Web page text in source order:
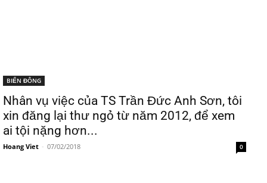
BIỂN ĐÔNG
Nhân vụ việc của TS Trần Đức Anh Sơn, tôi
xin đăng lại thư ngỏ từ năm 2012, để xem
ai tội nặng hơn...
Hoang Viet - 07/02/2018 0